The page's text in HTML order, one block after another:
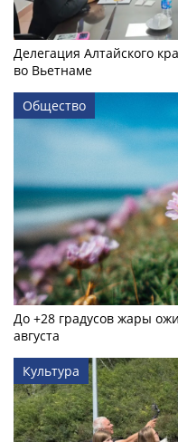
Делегация Алтайского
во Вьетнаме
Общество
До +28 градусов жары
августа
Культура